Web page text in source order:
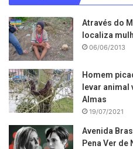
Através do
localiza
06/06/2013
Homem
levar animal
Almas
19/07/2021
Avenida
Pena Ver de